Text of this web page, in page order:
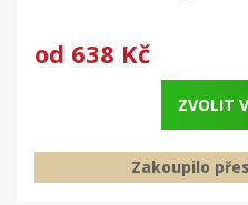
od 638 Kč
ZVOLIT
Zakoupilo